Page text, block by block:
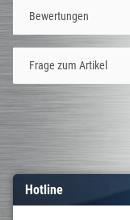
Bewertungen
Frage zum Artikel
Hotline